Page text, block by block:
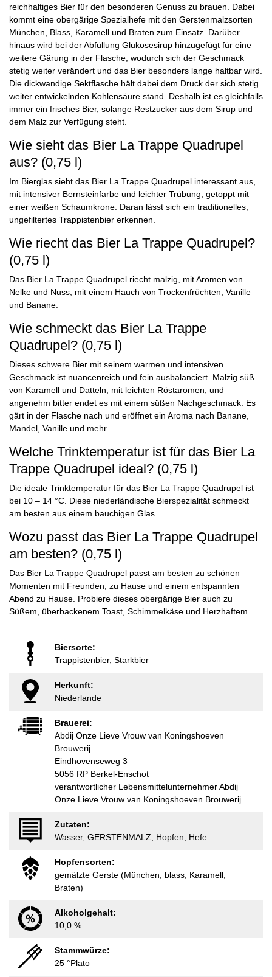
reichhaltiges Bier für den besonderen Genuss zu brauen. Dabei
kommt eine obergärige Spezialhefe mit den Gerstenmalzsorten
München, Blass, Karamell und Braten zum Einsatz. Darüber
hinaus wird bei der Abfüllung Glukosesirup hinzugefügt für eine
weitere Gärung in der Flasche, wodurch sich der Geschmack
stetig weiter verändert und das Bier besonders lange haltbar wird.
Die dickwandige Sektflasche hält dabei dem Druck der sich stetig
weiter entwickelnden Kohlensäure stand. Deshalb ist es gleichfalls
immer ein frisches Bier, solange Restzucker aus dem Sirup und
dem Malz zur Verfügung steht.
Wie sieht das Bier La Trappe Quadrupel
aus? (0,75 l)
Im Bierglas sieht das Bier La Trappe Quadrupel interessant aus,
mit intensiver Bernsteinfarbe und leichter Trübung, getoppt mit
einer weißen Schaumkrone. Daran lässt sich ein traditionelles,
ungefiltertes Trappistenbier erkennen.
Wie riecht das Bier La Trappe Quadrupel?
(0,75 l)
Das Bier La Trappe Quadrupel riecht malzig, mit Aromen von
Nelke und Nuss, mit einem Hauch von Trockenfrüchten, Vanille
und Banane.
Wie schmeckt das Bier La Trappe
Quadrupel? (0,75 l)
Dieses schwere Bier mit seinem warmen und intensiven
Geschmack ist nuancenreich und fein ausbalanciert. Malzig süß
von Karamell und Datteln, mit leichten Röstaromen, und
angenehm bitter endet es mit einem süßen Nachgeschmack. Es
gärt in der Flasche nach und eröffnet ein Aroma nach Banane,
Mandel, Vanille und mehr.
Welche Trinktemperatur ist für das Bier La
Trappe Quadrupel ideal? (0,75 l)
Die ideale Trinktemperatur für das Bier La Trappe Quadrupel ist
bei 10 – 14 °C. Diese niederländische Bierspezialität schmeckt
am besten aus einem bauchigen Glas.
Wozu passt das Bier La Trappe Quadrupel
am besten? (0,75 l)
Das Bier La Trappe Quadrupel passt am besten zu schönen
Momenten mit Freunden, zu Hause und einem entspannten
Abend zu Hause. Probiere dieses obergärige Bier auch zu
Süßem, überbackenem Toast, Schimmelkäse und Herzhaftem.
Biersorte:
Trappistenbier, Starkbier
Herkunft:
Niederlande
Brauerei:
Abdij Onze Lieve Vrouw van Koningshoeven
Brouwerij
Eindhovenseweg 3
5056 RP Berkel-Enschot
verantwortlicher Lebensmittelunternehmer Abdij
Onze Lieve Vrouw van Koningshoeven Brouwerij
Zutaten:
Wasser, GERSTENMALZ, Hopfen, Hefe
Hopfensorten:
gemälzte Gerste (München, blass, Karamell,
Braten)
Alkoholgehalt:
10,0 %
Stammwürze:
25 °Plato